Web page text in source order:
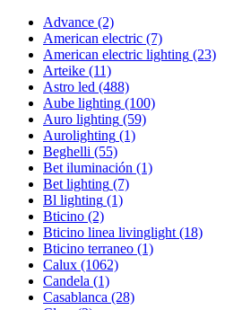
Advance (2)
American electric (7)
American electric lighting (23)
Arteike (11)
Astro led (488)
Aube lighting (100)
Auro lighting (59)
Aurolighting (1)
Beghelli (55)
Bet iluminación (1)
Bet lighting (7)
Bl lighting (1)
Bticino (2)
Bticino linea livinglight (18)
Bticino terraneo (1)
Calux (1062)
Candela (1)
Casablanca (28)